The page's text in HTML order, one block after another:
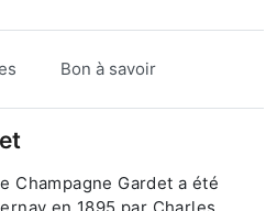
Bon à savoir
Champagne Gardet a été